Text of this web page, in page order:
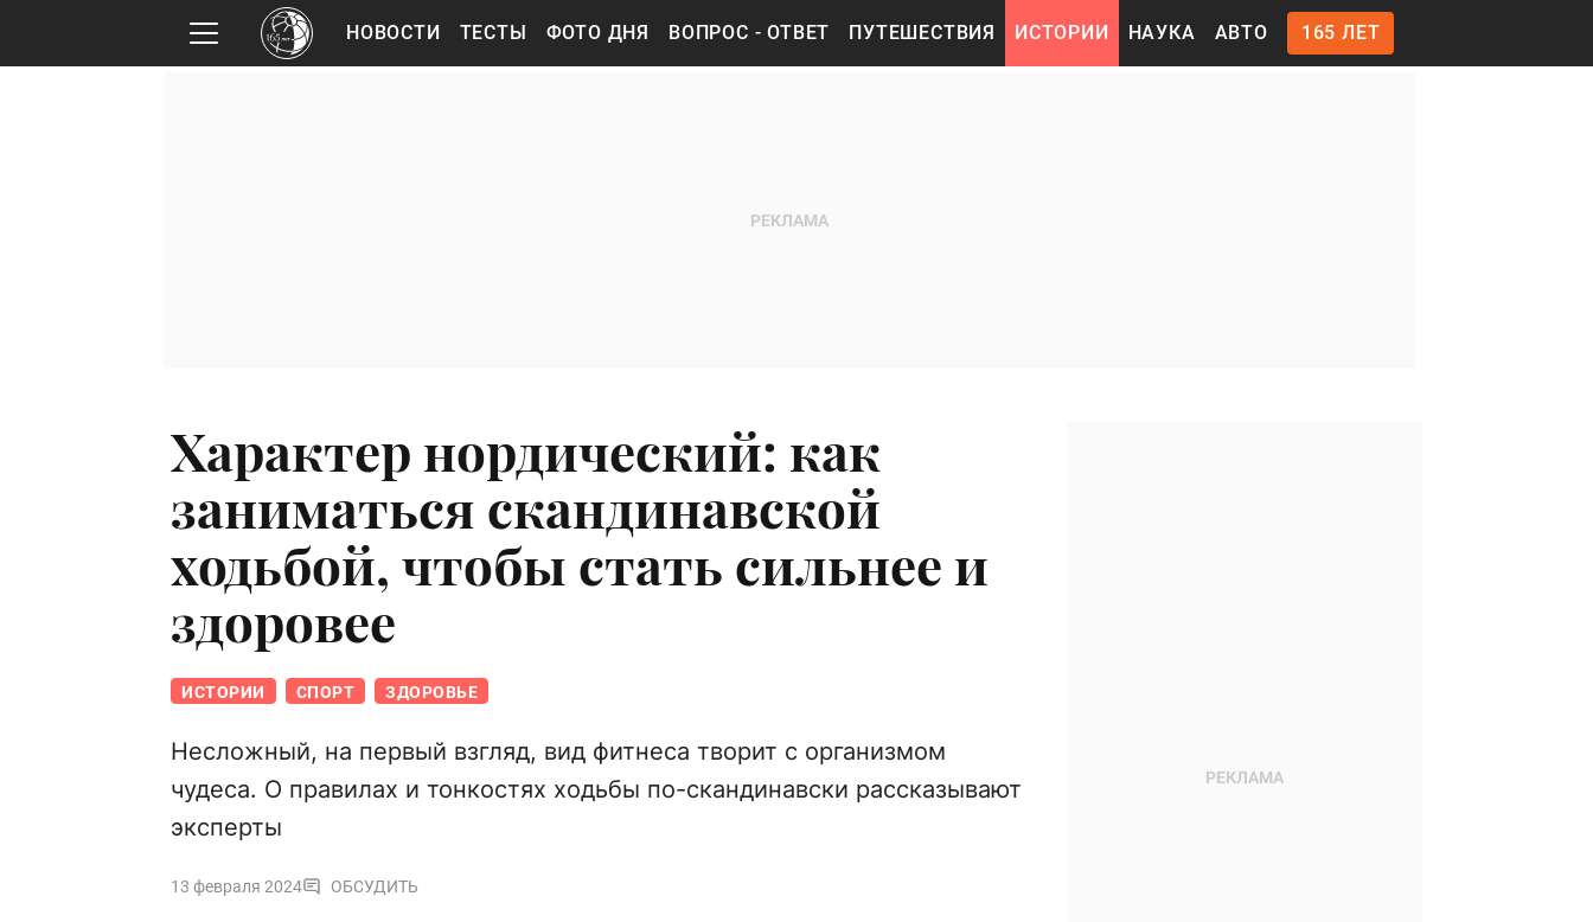
НОВОСТИ ТЕСТЫ ФОТО ДНЯ ВОПРОС - ОТВЕТ ПУТЕШЕСТВИЯ ИСТОРИИ НАУКА АВТО 165 ЛЕТ
Характер нордический: как
заниматься скандинавской
ходьбой, чтобы стать сильнее и
здоровее
ИСТОРИИ СПОРТ ЗДОРОВЬЕ
Несложный, на первый взгляд, вид фитнеса творит с организмом
чудеса. О правилах и тонкостях ходьбы по-скандинавски рассказывают
эксперты
13 февраля 2024 ОБСУДИТЬ